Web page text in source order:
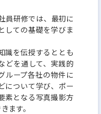
員研修では、最初に
しての基礎を学びま
識を伝授するととも
どを通して、実践的
ループ各社の物件に
について学び、ポー
素となる写真撮影方
ます。